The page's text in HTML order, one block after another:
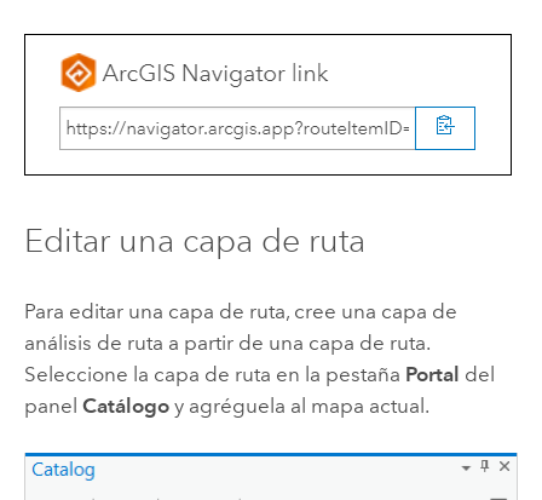
Editar una capa de ruta
Para editar una capa de ruta, cree una capa de
análisis de ruta a partir de una capa de ruta.
Seleccione la capa de ruta en la pestaña Portal del
panel Catálogoy agréguela al mapa actual.